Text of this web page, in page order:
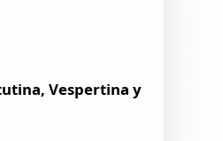
Vespertina y